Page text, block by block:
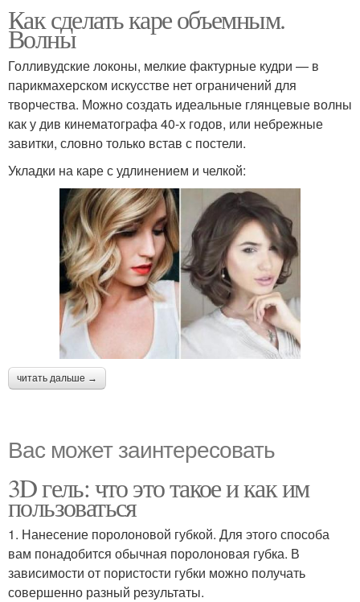
Как сделать каре объемным.
Волны
Голливудские локоны, мелкие фактурные кудри — в
парикмахерском искусстве нет ограничений для
творчества. Можно создать идеальные глянцевые волны
как у див кинематографа 40-х годов, или небрежные
завитки, словно только встав с постели.
Укладки на каре с удлинением и челкой:
читать дальше →
Вас может заинтересовать
3D гель: что это такое и как им
пользоваться
1. Нанесение поролоновой губкой. Для этого способа
вам понадобится обычная поролоновая губка. В
зависимости от пористости губки можно получать
совершенно разный результаты.